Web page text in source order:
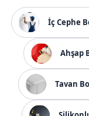
İç Cephe
Ahşap
Tavan